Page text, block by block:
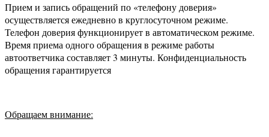
Прием и запись обращений по «телефону доверия»
осуществляется ежедневно в круглосуточном режиме.
Телефон доверия функционирует в автоматическом режиме.
Время приема одного обращения в режиме работы
автоответчика составляет 3 минуты. Конфиденциальность
обращения гарантируется
Обращаем внимание: